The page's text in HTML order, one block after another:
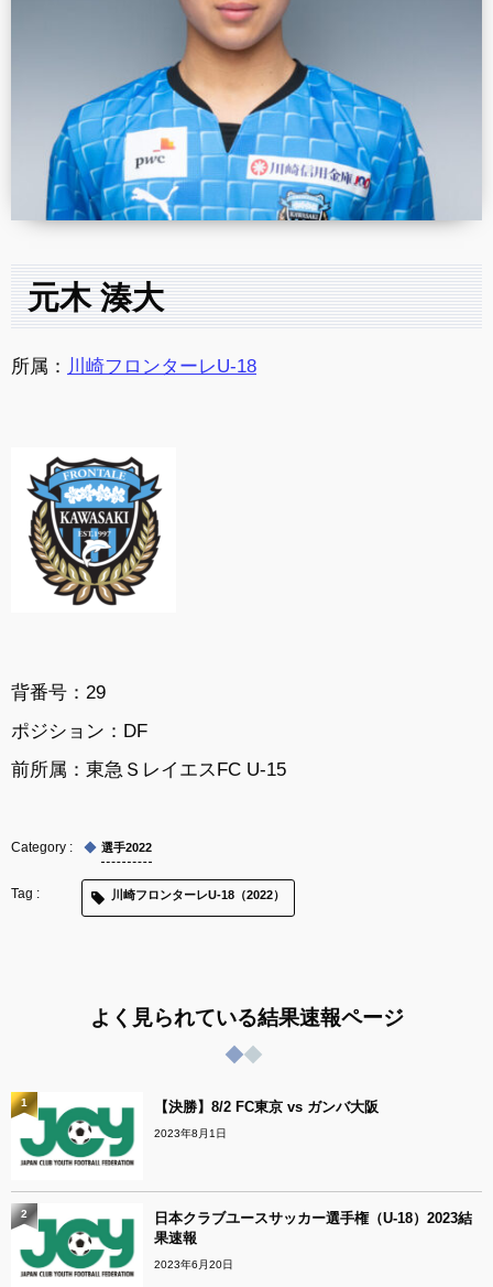
元木 湊大
所属： 川崎フロンターレU-18
背番号：29
ポジション：DF
前所属：東急ＳレイエスFC U-15
選手2022
川崎フロンターレU-18（2022）
よく見られている結果速報ページ
【決勝】8/2 FC東京 vs ガンバ大阪
2023年8月1日
1
日本クラブユースサッカー選手権（U-18）2023結
果速報
2023年6月20日
2